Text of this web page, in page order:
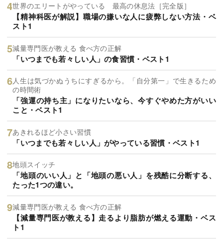
世界のエリートがやっている 最高の休息法［完全版］
【精神科医が解説】職場の嫌いな人に疲弊しない方法・ベ
スト1
減量専門医が教える 食べ方の正解
「いつまでも若々しい人」の食習慣・ベスト1
人生は気づかぬうちにすぎるから。「自分第一」で生きるため
の時間術
「強運の持ち主」になりたいなら、今すぐやめた方がいい
こと・ベスト1
あきれるほど小さい習慣
「いつまでも若々しい人」がやっている習慣・ベスト1
地頭スイッチ
「地頭のいい人」と「地頭の悪い人」を残酷に分断する、
たった1つの違い。
減量専門医が教える 食べ方の正解
【減量専門医が教える】走るより脂肪が燃える運動・ベス
ト1